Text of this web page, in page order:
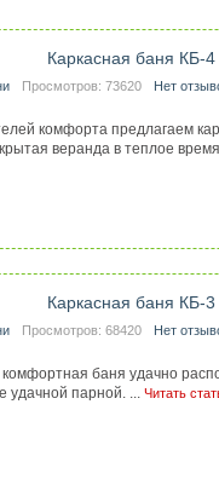
Каркасная баня КБ-4
Просмотров: 73620 Нет
комфорта предлагаем
веранда в теплое время
Каркасная баня КБ-3
Просмотров: 68420 Нет
баня удачно
удачной парной. ... Читать